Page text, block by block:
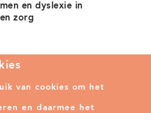
van cookies om het
en daarmee het
en dyslexie in
zorg